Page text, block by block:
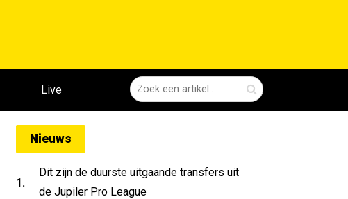
Live
Nieuws
1.
Dit zijn de duurste uitgaande transfers uit
de Jupiler Pro League